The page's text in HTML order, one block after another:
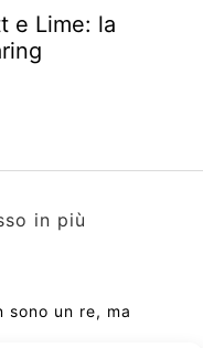
e Lime: la
in più
sono un re, ma